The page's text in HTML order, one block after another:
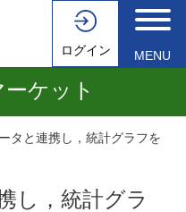
ログイン MENU
ケット
タと連携し，統計グラフを
し，統計グラ